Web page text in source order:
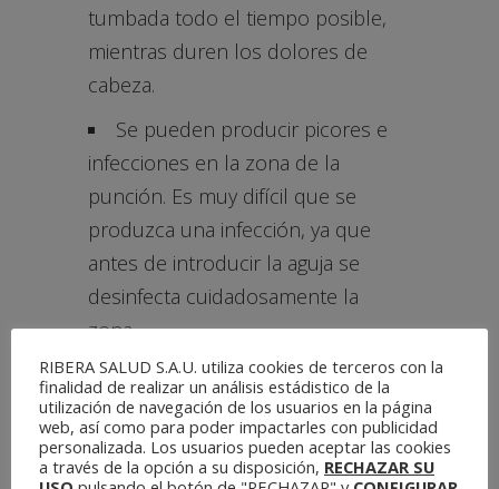
tumbada todo el tiempo posible,
mientras duren los dolores de
cabeza.
Se pueden producir picores e
infecciones en la zona de la
punción. Es muy difícil que se
produzca una infección, ya que
antes de introducir la aguja se
desinfecta cuidadosamente la
zona.
Dolores en la zona del
pinchazo, debido a que la aguja
atraviesa varias capas de músculo.
RIBERA SALUD S.A.U. utiliza cookies de terceros con la
finalidad de realizar un análisis estádistico de la
utilización de navegación de los usuarios en la página
web, así como para poder impactarles con publicidad
personalizada. Los usuarios pueden aceptar las cookies
a través de la opción a su disposición, RECHAZAR SU